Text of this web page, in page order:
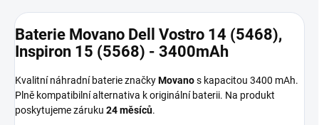
Baterie Movano Dell Vostro 14 (5468),
Inspiron 15 (5568) - 3400mAh
Kvalitní náhradní baterie značkyMovanos kapacitou 3400 mAh.
Plně kompatibilní alternativa k originální baterii. Na produkt
poskytujeme záruku 24 měsíců.